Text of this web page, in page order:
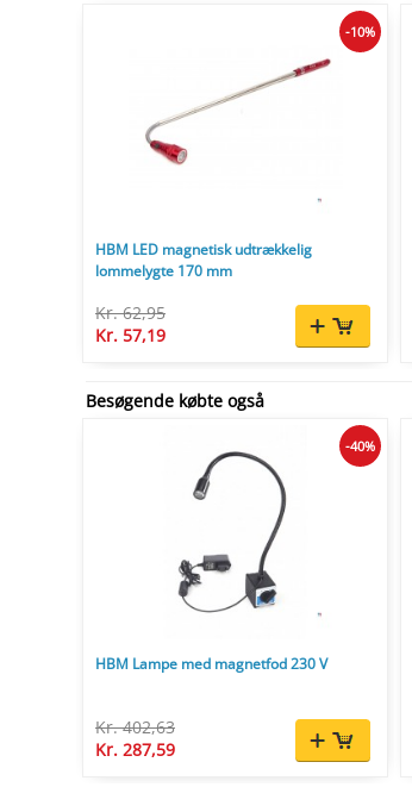
HBM LED magnetisk udtrækkelig
lommelygte 170 mm
Kr. 62,95
Kr. 57,19
-10%
Besøgende købte også
HBM Lampe med magnetfod 230 V
Kr. 402,63
Kr. 287,59
-40%